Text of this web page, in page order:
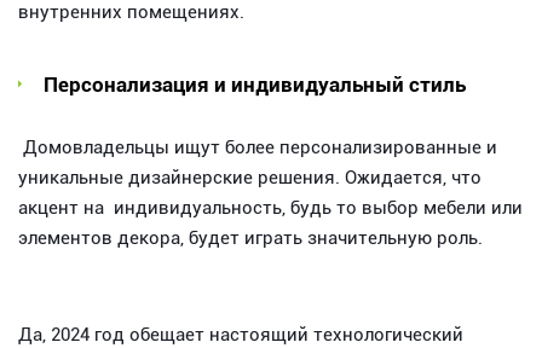
внутренних помещениях.
Персонализация и индивидуальный стиль
Домовладельцы ищут более персонализированные и
уникальные дизайнерские решения. Ожидается, что
акцент на индивидуальность, будь то выбор мебели или
элементов декора, будет играть значительную роль.
Да, 2024 год обещает настоящий технологический